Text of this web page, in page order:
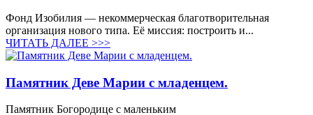
Фонд Изобилия — некоммерческая благотворительная
организация нового типа. Её миссия: построить и...
ЧИТАТЬ ДАЛЕЕ >>>
Памятник Деве Марии с младенцем.
Памятник Богородице с маленьким